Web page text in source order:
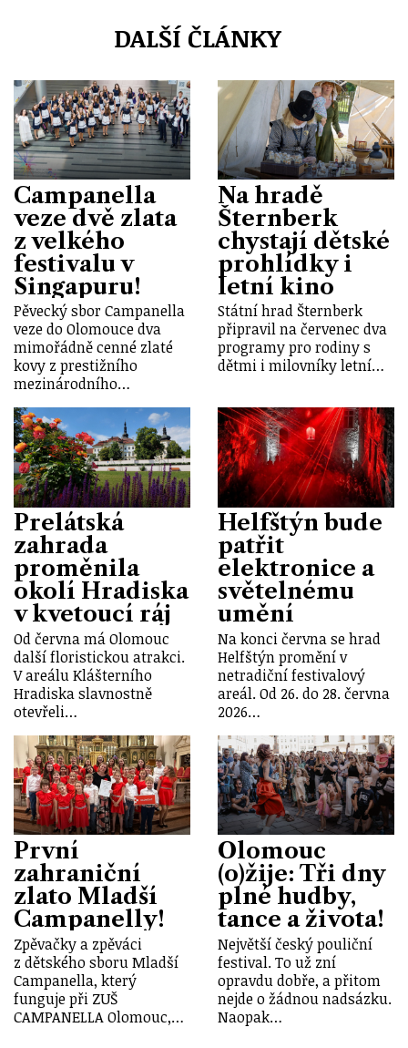
DALŠÍ ČLÁNKY
Campanella
veze dvě zlata
z velkého
festivalu v
Singapuru!
Pěvecký sbor Campanella
veze do Olomouce dva
mimořádně cenné zlaté
kovy z prestižního
mezinárodního…
Na hradě
Šternberk
chystají dětské
prohlídky i
letní kino
Státní hrad Šternberk
připravil na červenec dva
programy pro rodiny s
dětmi i milovníky letní…
Prelátská
zahrada
proměnila
okolí Hradiska
v kvetoucí ráj
Od června má Olomouc
další floristickou atrakci.
V areálu Klášterního
Hradiska slavnostně
otevřeli…
Helfštýn bude
patřit
elektronice a
světelnému
umění
Na konci června se hrad
Helfštýn promění v
netradiční festivalový
areál. Od 26. do 28. června
2026…
První
zahraniční
zlato Mladší
Campanelly!
Zpěvačky a zpěváci
z dětského sboru Mladší
Campanella, který
funguje při ZUŠ
CAMPANELLA Olomouc,…
Olomouc
(o)žije: Tři dny
plné hudby,
tance a života!
Největší český pouliční
festival. To už zní
opravdu dobře, a přitom
nejde o žádnou nadsázku.
Naopak…